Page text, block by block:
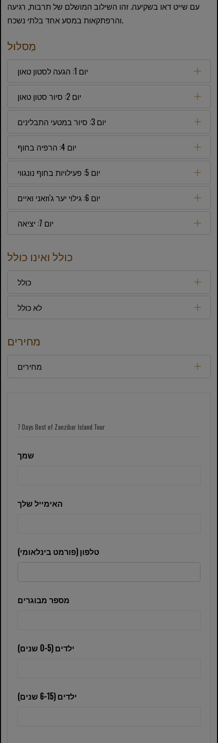
עם שייט דאו בשקיעה. זהו השילוב המושלם של תרבות, רגיעה
והרפתקאות במסע אחד בלתי נשכח.
מַסלוּל
יום 1: הגעה לסטון טאון
יום 2: סיור סטון טאון
יום 3: סיור במטעי התבלינים
יום 4: הרפיה בחוף
יום 5: פעילויות בחוף נונגווי
יום 6: גילוי יער ג'וזאני ואיים
יום 7: יציאה
כולל ואינו כולל
כולל
לא כולל
מחירים
מחירים
שמך
האימייל שלך
טלפון (פורמט בינלאומי)
מספר מבוגרים
ילדים (0-5 שנים)
ילדים (6-15 שנים)